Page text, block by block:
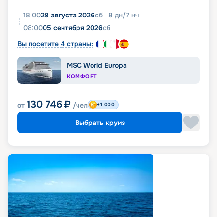
18:0029 августа 2026сб 8 дн/7 нч
08:0005 сентября 2026сб
Вы посетите 4 страны:
MSC World Europa
КОМФОРТ
от 130 746 ₽ /чел +1 000
Выбрать круиз